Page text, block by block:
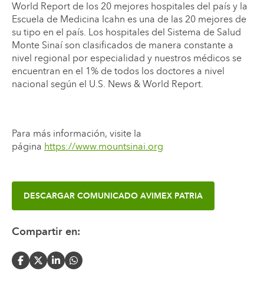
World Report de los 20 mejores hospitales del país y la
Escuela de Medicina Icahn es una de las 20 mejores de
su tipo en el país. Los hospitales del Sistema de Salud
Monte Sinaí son clasificados de manera constante a
nivel regional por especialidad y nuestros médicos se
encuentran en el 1% de todos los doctores a nivel
nacional según el U.S. News & World Report.
Para más información, visite la
página https://www.mountsinai.org
DESCARGAR COMUNICADO AVIMEX PATRIA
Compartir en: